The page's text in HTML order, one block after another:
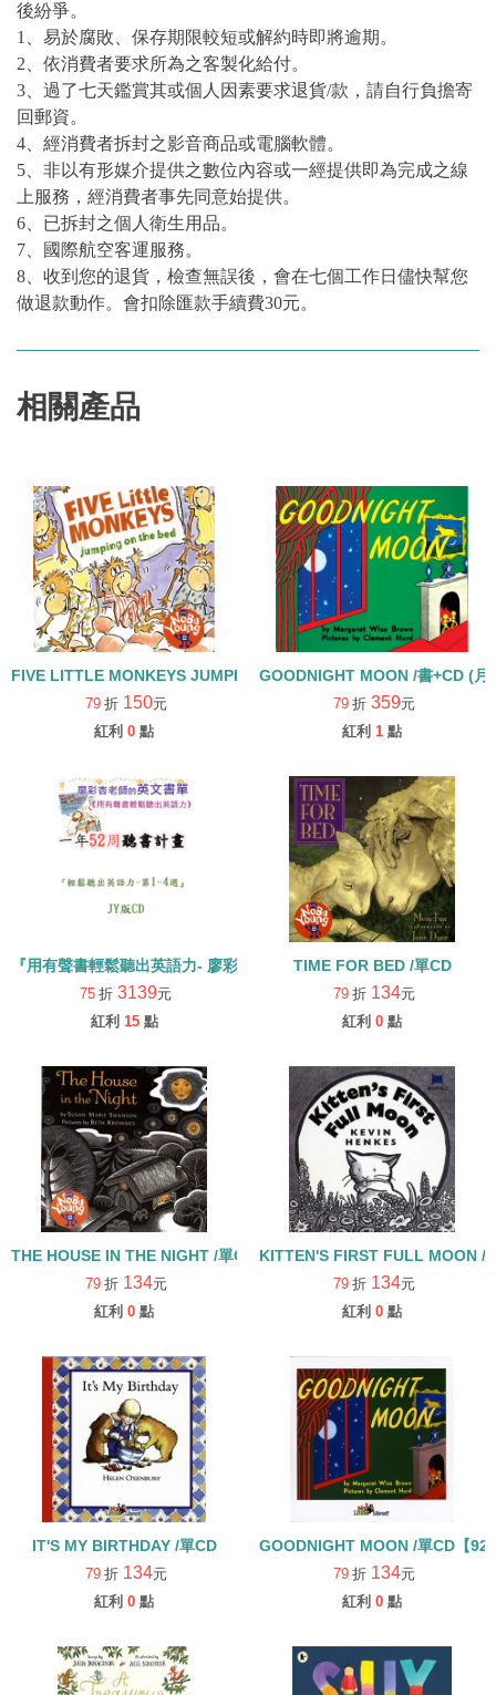
後紛爭。
1、易於腐敗、保存期限較短或解約時即將逾期。
2、依消費者要求所為之客製化給付。
3、過了七天鑑賞其或個人因素要求退貨/款，請自行負擔寄
回郵資。
4、經消費者拆封之影音商品或電腦軟體。
5、非以有形媒介提供之數位內容或一經提供即為完成之線
上服務，經消費者事先同意始提供。
6、已拆封之個人衛生用品。
7、國際航空客運服務。
8、收到您的退貨，檢查無誤後，會在七個工作日儘快幫您
做退款動作。會扣除匯款手續費30元。
相關產品
FIVE LITTLE MONKEYS JUMPING ON THE BED /單CD【廖彩杏有
79 折 150元
紅利 0 點
GOODNIGHT MOON /書+CD (
79 折 359元
紅利 1 點
『用有聲書輕鬆聽出英語力- 廖彩杏老師書單』1-4週 (JY版CD)
75 折 3139元
紅利 15 點
TIME FOR BED /單CD
79 折 134元
紅利 0 點
THE HOUSE IN THE NIGHT /單CD
79 折 134元
紅利 0 點
KITTEN'S
79 折 134元
紅利 0 點
IT'S MY BIRTHDAY /單CD
79 折 134元
紅利 0 點
GOODNIGHT MOON /單CD【92
79 折 134元
紅利 0 點